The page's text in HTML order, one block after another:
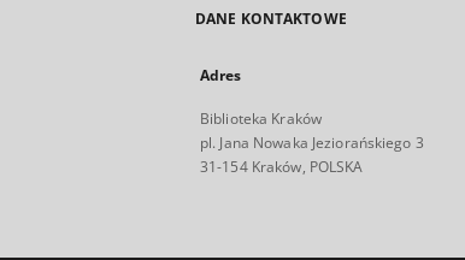
DANE KONTAKTOWE
Adres
Biblioteka Kraków
pl. Jana Nowaka Jeziorańskiego 3
31-154 Kraków, POLSKA